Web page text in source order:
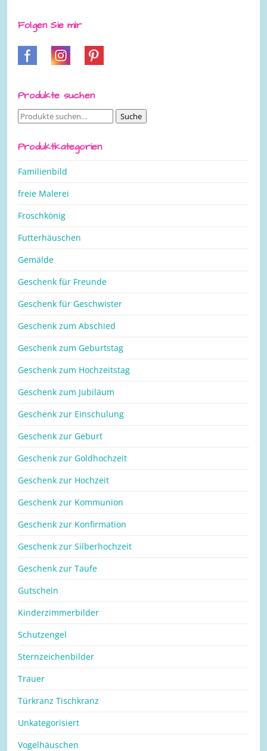
Folgen Sie mir
Produkte suchen
Suche
Suche
Produktkategorien
Familienbild
freie Malerei
Froschkönig
Futterhäuschen
Gemälde
Geschenk für Freunde
Geschenk für Geschwister
Geschenk zum Abschied
Geschenk zum Geburtstag
Geschenk zum Hochzeitstag
Geschenk zum Jubiläum
Geschenk zur Einschulung
Geschenk zur Geburt
Geschenk zur Goldhochzeit
Geschenk zur Hochzeit
Geschenk zur Kommunion
Geschenk zur Konfirmation
Geschenk zur Silberhochzeit
Geschenk zur Taufe
Gutschein
Kinderzimmerbilder
Schutzengel
Sternzeichenbilder
Trauer
Türkranz Tischkranz
Unkategorisiert
Vogelhäuschen